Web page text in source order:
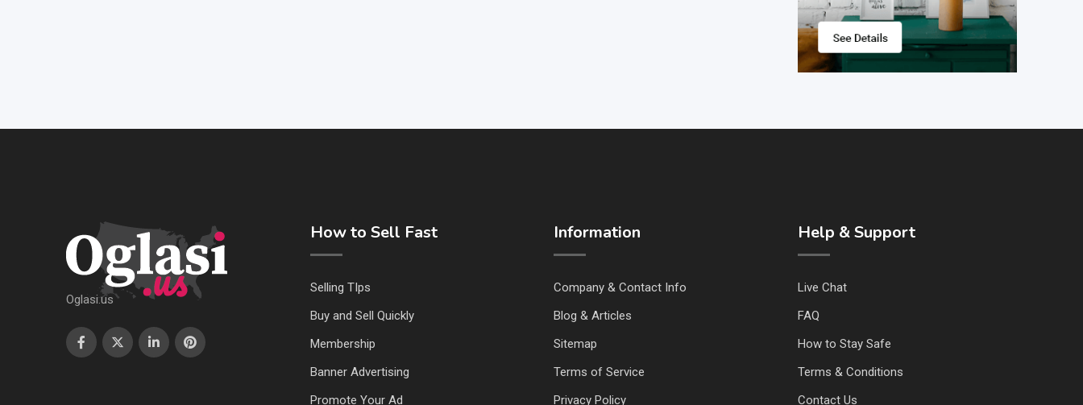
Oglasi.us
How to Sell Fast
Selling TIps
Buy and Sell Quickly
Membership
Banner Advertising
Promote Your Ad
Information
Company & Contact Info
Blog & Articles
Sitemap
Terms of Service
Privacy Policy
Help & Support
Live Chat
FAQ
How to Stay Safe
Terms & Conditions
Contact Us